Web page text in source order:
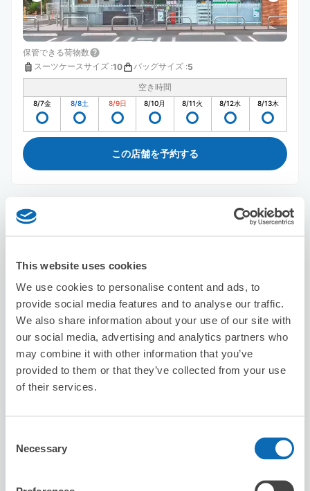
This website uses cookies
We use cookies to personalise content and ads, to
provide social media features and to analyse our traffic.
We also share information about your use of our site with
our social media, advertising and analytics partners who
may combine it with other information that you’ve
provided to them or that they’ve collected from your use
of their services.
Selection
Necessary
保管できる荷物数
スーツケースサイズ :10 バッグサイズ :5
空き時間
8/7金 8/8土 8/9日 8/10月 8/11火 8/12水 8/13木
この店舗を予約する
株式会社地球旅行社
保管できる荷物数
スーツケースサイズ